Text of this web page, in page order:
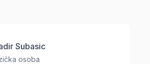
Subasic
osoba